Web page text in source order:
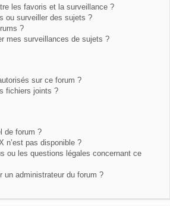
les favoris et la surveillance ?
ou surveiller des sujets ?
?
mes surveillances de sujets ?
sur ce forum ?
fichiers joints ?
de forum ?
n’est pas disponible ?
ou les questions légales concernant ce
un administrateur du forum ?